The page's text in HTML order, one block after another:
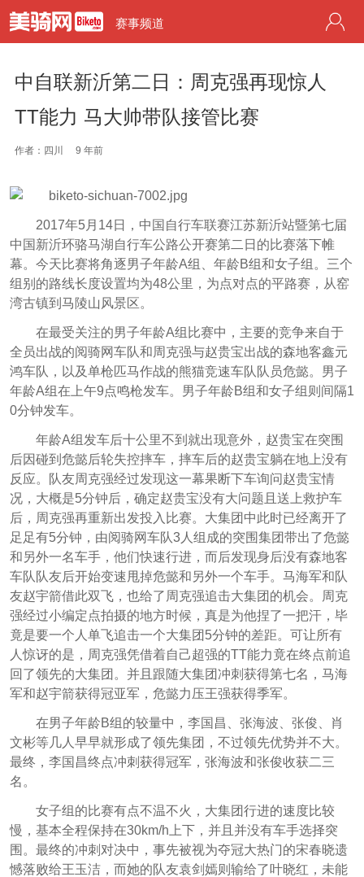
赛事频道
中自联新沂第二日：周克强再现惊人
TT能力 马大帅带队接管比赛
作者：四川 9 年前
2017年5月14日，中国自行车联赛江苏新沂站暨第七届
中国新沂环骆马湖自行车公路公开赛第二日的比赛落下帷
幕。 今天比赛将角逐男子年龄A组、年龄B组和女子组。三个
组别的路线长度设置均为48公里，为点对点的平路赛，从窑
湾古镇到马陵山风景区。
在最受关注的男子年龄A组比赛中，主要的竞争来自于
全员出战的阅骑网车队和周克强与赵贵宝出战的森地客鑫元
鸿车队，以及单枪匹马作战的熊猫竞速车队队员危懿。 男子
年龄A组在上午9点鸣枪发车。男子年龄B组和女子组则间隔1
0分钟发车。
年龄A组发车后十公里不到就出现意外，赵贵宝在突围
后因碰到危懿后轮失控摔车，摔车后的赵贵宝躺在地上没有
反应。队友周克强经过发现这一幕果断下车询问赵贵宝情
况，大概是5分钟后，确定赵贵宝没有大问题且送上救护车
后，周克强再重新出发投入比赛。大集团中此时已经离开了
足足有5分钟，由阅骑网车队3人组成的突围集团带出了危懿
和另外一名车手，他们快速行进，而后发现身后没有森地客
车队队友后开始变速甩掉危懿和另外一个车手。马海军和队
友赵宇箭借此双飞，也给了周克强追击大集团的机会。
周克
强经过小编定点拍摄的地方时候，真是为他捏了一把汗，毕
竟是要一个人单飞追击一个大集团5分钟的差距。 可让所有
人惊讶的是，周克强凭借着自己超强的TT能力竟在终点前追
回了领先的大集团。并且跟随大集团冲刺获得第七名，马海
军和赵宇箭获得冠亚军，危懿力压王强获得季军。
在男子年龄B组的较量中，李国昌、张海波、张俊、肖
文彬等几人早早就形成了领先集团，不过领先优势并不大。
最终，李国昌终点冲刺获得冠军，张海波和张俊收获二三
名。
女子组的比赛有点不温不火，大集团行进的速度比较
慢，基本全程保持在30km/h上下，并且并没有车手选择突
围。最终的冲刺对决中，事先被视为夺冠大热门的宋春晓遗
憾落败给王玉洁，而她的队友袁剑嫣则输给了叶晓红，未能